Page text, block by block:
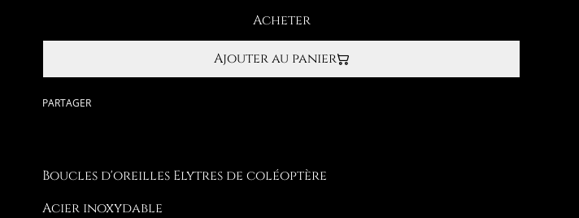
Acheter
Ajouter au panier
PARTAGER
Boucles d'oreilles Elytres de coléoptère
Acier inoxydable